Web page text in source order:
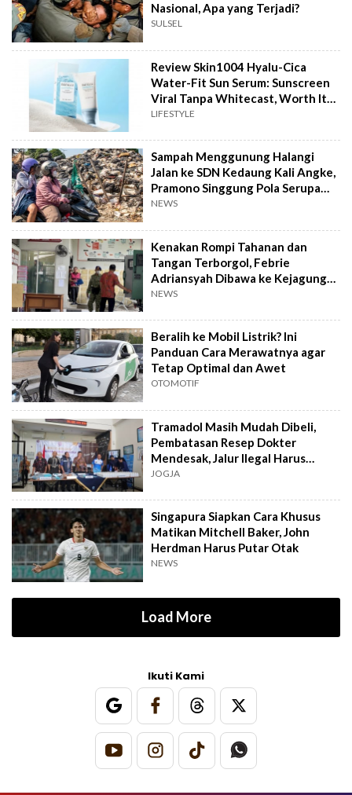
Nasional, Apa yang Terjadi?
SULSEL
Review Skin1004 Hyalu-Cica
Water-Fit Sun Serum: Sunscreen
Viral Tanpa Whitecast, Worth It
to Buy?
LIFESTYLE
Sampah Menggunung Halangi
Jalan ke SDN Kedaung Kali Angke,
Pramono Singgung Pola Serupa
Kramat Jati
NEWS
Kenakan Rompi Tahanan dan
Tangan Terborgol, Febrie
Adriansyah Dibawa ke Kejagung
untuk Diperiksa
NEWS
Beralih ke Mobil Listrik? Ini
Panduan Cara Merawatnya agar
Tetap Optimal dan Awet
OTOMOTIF
Tramadol Masih Mudah Dibeli,
Pembatasan Resep Dokter
Mendesak, Jalur Ilegal Harus
Distop
JOGJA
Singapura Siapkan Cara Khusus
Matikan Mitchell Baker, John
Herdman Harus Putar Otak
NEWS
Load More
Ikuti Kami